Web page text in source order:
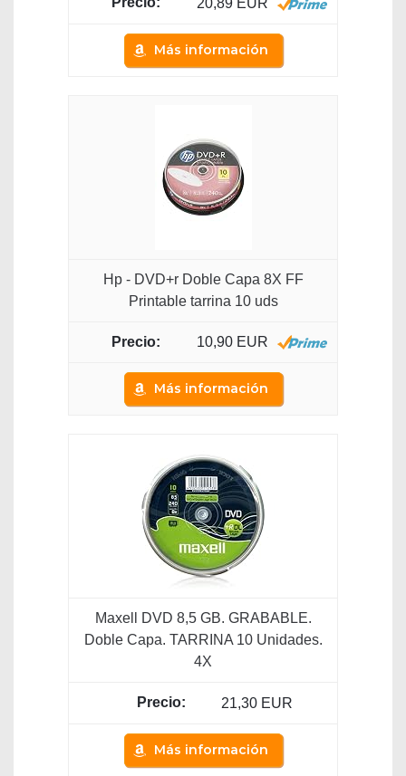
Más información
Hp - DVD+r Doble Capa 8X FF
Printable tarrina 10 uds
10,90 EUR
Más información
Maxell DVD 8,5 GB. GRABABLE.
Doble Capa. TARRINA 10 Unidades.
4X
21,30 EUR
Más información